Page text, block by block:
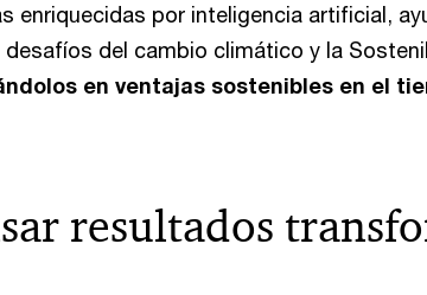
enriquecidas por inteligencia artificial,
desafíos del cambio climático y la
en ventajas sostenibles en el
resultados